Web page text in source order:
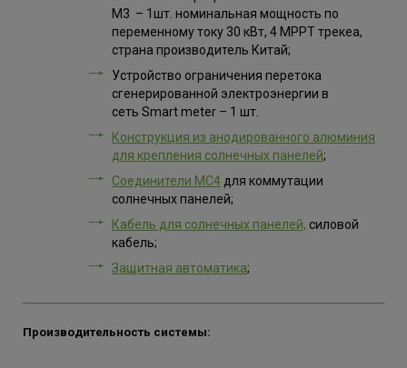
M3 – 1шт. номинальная мощность по
переменному току 30 кВт, 4 MPPT трекеа,
страна производитель Китай;
Устройство ограничения перетока
сгенерированной электроэнергии в
сеть Smart meter – 1 шт.
Конструкция из анодированного алюминия
для крепления солнечных панелей;
Соединители МС4 для коммутации
солнечных панелей;
Кабель для солнечных панелей, силовой
кабель;
Защитная автоматика;
Производительность системы: